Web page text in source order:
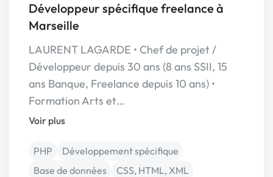
Développeur spécifique freelance à
Marseille
LAURENT LAGARDE • Chef de projet /
Développeur depuis 30 ans (8 ans SSII, 15
ans Banque, Freelance depuis 10 ans) •
Formation Arts et…
Voir plus
PHP
Développement spécifique
Base de données
CSS, HTML, XML